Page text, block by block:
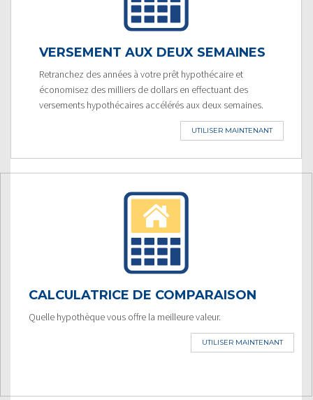
VERSEMENT AUX DEUX SEMAINES
Retranchez des années à votre prêt hypothécaire et
économisez des milliers de dollars en effectuant des
versements hypothécaires accélérés aux deux semaines.
UTILISER MAINTENANT
CALCULATRICE DE COMPARAISON
Quelle hypothèque vous offre la meilleure valeur.
UTILISER MAINTENANT